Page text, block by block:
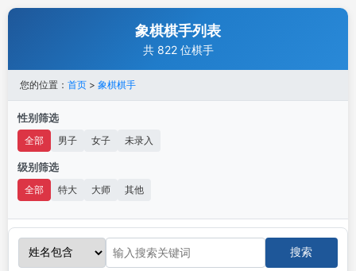
象棋棋手列表
共 822 位棋手
您的位置： 首页 > 象棋棋手
性别筛选
全部 男子 女子 未录入
级别筛选
全部 特大 大师 其他
搜索